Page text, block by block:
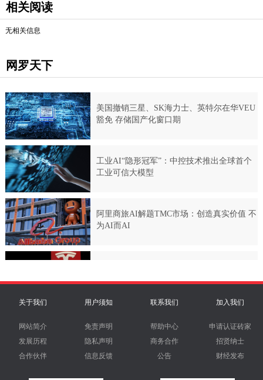
相关阅读
无相关信息
网罗天下
关于我们
网站简介
发展历程
合作伙伴
用户须知
免责声明
隐私声明
信息反馈
联系我们
帮助中心
商务合作
公告
加入我们
申请认证砖家
招贤纳士
财经发布